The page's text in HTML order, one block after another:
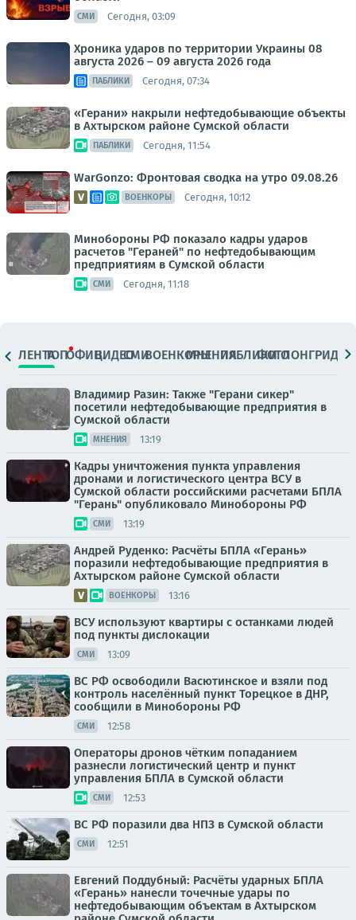
СМИ Сегодня, 03:09
Хроника ударов по территории Украины 08
августа 2026 – 09 августа 2026 года
ПАБЛИКИ Сегодня, 07:34
«Герани» накрыли нефтедобывающие объекты
в Ахтырском районе Сумской области
ПАБЛИКИ Сегодня, 11:54
WarGonzo: Фронтовая сводка на утро 09.08.26
ВОЕНКОРЫ Сегодня, 10:12
Минобороны РФ показало кадры ударов
расчетов "Гераней" по нефтедобывающим
предприятиям в Сумской области
СМИ Сегодня, 11:18
ЛЕНТАТОПОФИЦ.ВИДЕОСМИВОЕНКОРЫМНЕНИЯПАБЛИКИ
ФОТОЛОНГРИДЫ
Владимир Разин: Также "Герани сикер"
посетили нефтедобывающие предприятия в
Сумской области
МНЕНИЯ 13:19
Кадры уничтожения пункта управления
дронами и логистического центра ВСУ в
Сумской области российскими расчетами БПЛА
"Герань" опубликовало Минобороны РФ
СМИ 13:19
Андрей Руденко: Расчёты БПЛА «Герань»
поразили нефтедобывающие предприятия в
Ахтырском районе Сумской области
ВОЕНКОРЫ 13:16
ВСУ используют квартиры с останками людей
под пункты дислокации
СМИ 13:09
ВС РФ освободили Васютинское и взяли под
контроль населённый пункт Торецкое в ДНР,
сообщили в Минобороны РФ
СМИ 12:58
Операторы дронов чётким попаданием
разнесли логистический центр и пункт
управления БПЛА в Сумской области
СМИ 12:53
ВС РФ поразили два НПЗ в Сумской области
СМИ 12:51
Евгений Поддубный: Расчёты ударных БПЛА
«Герань» нанесли точечные удары по
нефтедобывающим объектам в Ахтырском